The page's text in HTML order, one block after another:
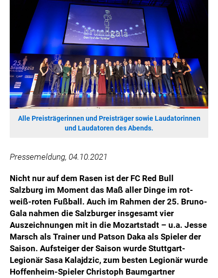
RECYCLEMICH-INITIATIVE
VIER HOCH VIER
ALFIES
HANNERSBERG
WILHELM-EXNER-MEDAILLEN STIFTUNG
ADMIRAL SPORTWETTEN
EWP RECYCLING PFAND ÖSTERREICH
ANNEMARIE CHARITY
IMPERIAL MARKETS
LOGOS
COCA COLA
PRESSEKONTAKT
Alle Preisträgerinnen und Preisträger sowie Laudatorinnen
und Laudatoren des Abends.
Pressemeldung, 04.10.2021
Nicht nur auf dem Rasen ist der FC Red Bull
Salzburg im Moment das Maß aller Dinge im rot-
weiß-roten Fußball. Auch im Rahmen der 25. Bruno-
Gala nahmen die Salzburger insgesamt vier
Auszeichnungen mit in die Mozartstadt – u.a. Jesse
Marsch als Trainer und Patson Daka als Spieler der
Saison. Aufsteiger der Saison wurde Stuttgart-
Legionär Sasa Kalajdzic, zum besten Legionär wurde
Hoffenheim-Spieler Christoph Baumgartner